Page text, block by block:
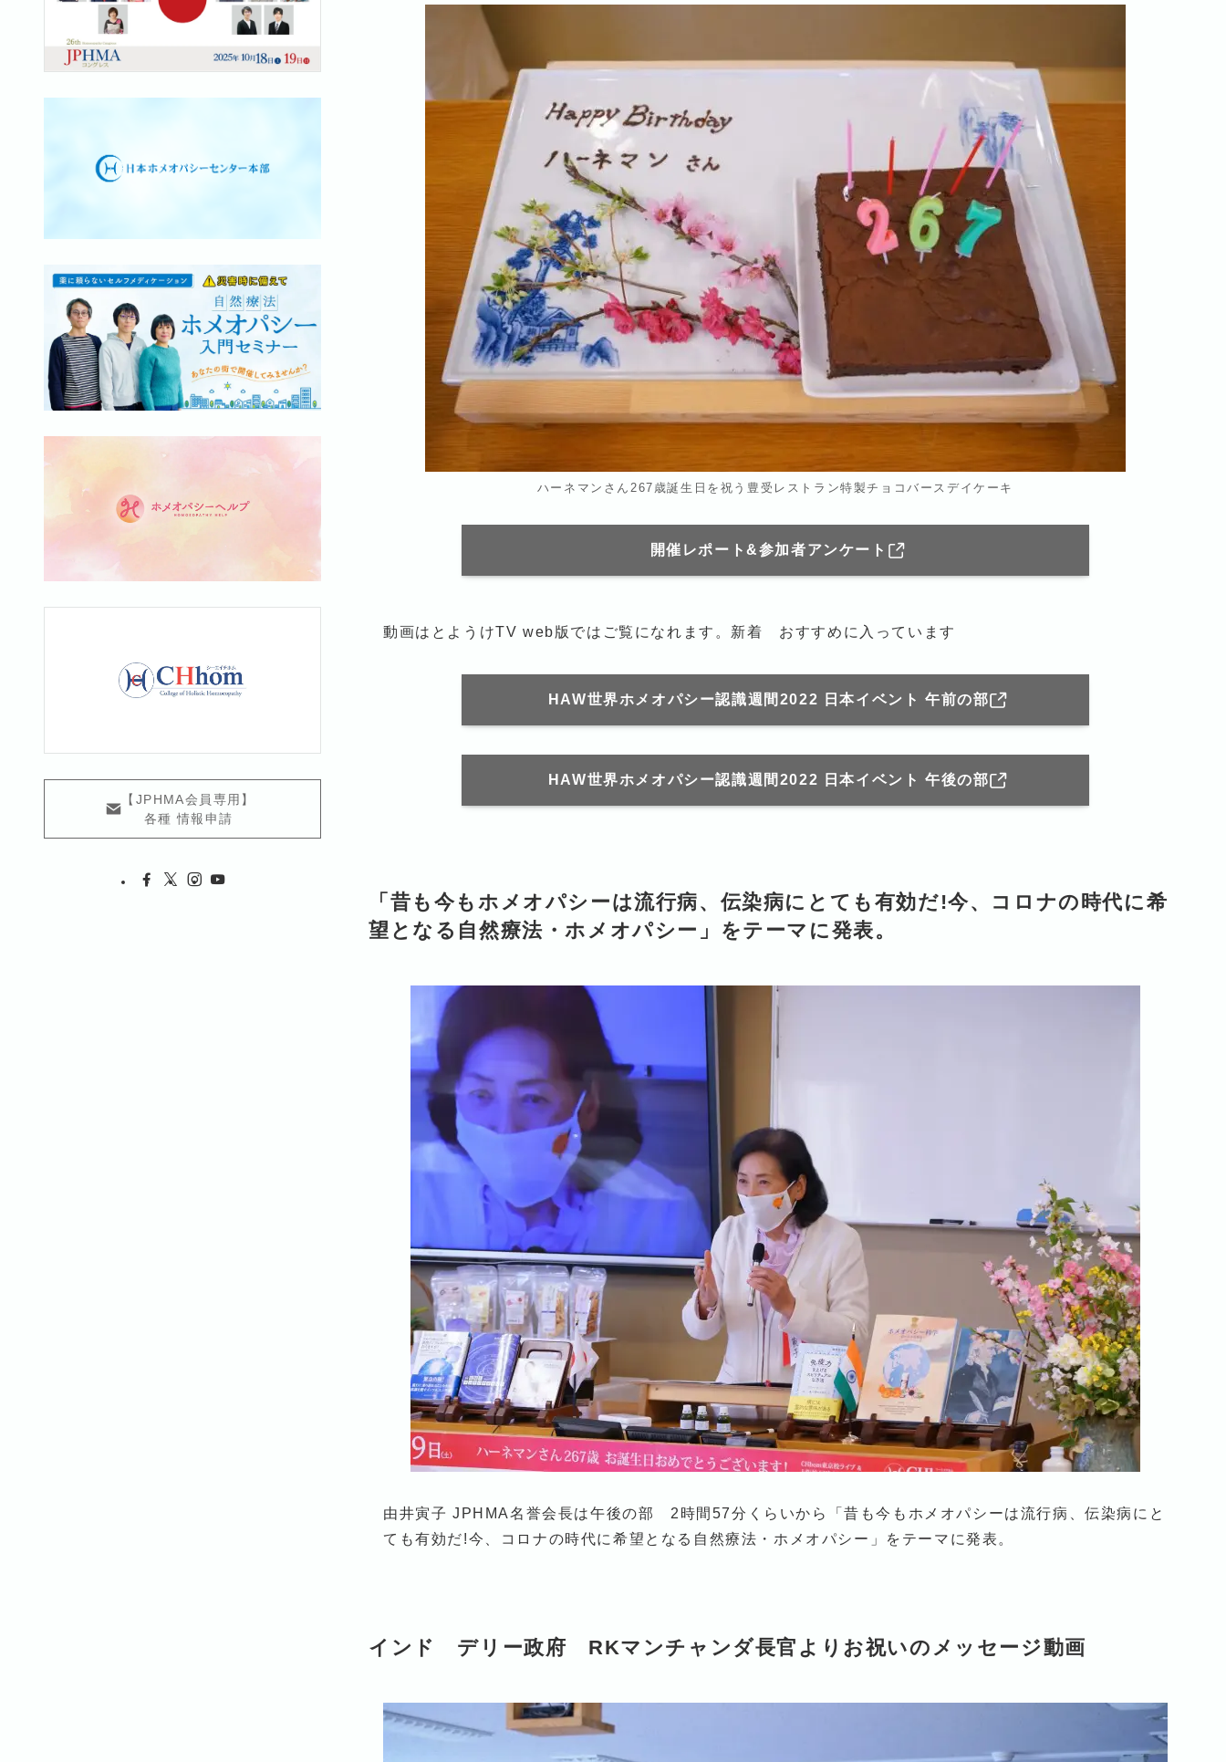
ハーネマンさん267歳誕生日を祝う豊受レストラン特製チョコバースデイケーキ
開催レポート&参加者アンケート
動画はとようけTV web版ではご覧になれます。新着 おすすめに入っています
HAW世界ホメオパシー認識週間2022 日本イベント 午前の部
HAW世界ホメオパシー認識週間2022 日本イベント 午後の部
「昔も今もホメオパシーは流行病、伝染病にとても有効だ!今、コロナの時代に希
望となる自然療法・ホメオパシー」をテーマに発表。
由井寅子 JPHMA名誉会長は午後の部 2時間57分くらいから「昔も今もホメオパシーは流行病、伝染病にと
ても有効だ!今、コロナの時代に希望となる自然療法・ホメオパシー」をテーマに発表。
インド デリー政府 RKマンチャンダ長官よりお祝いのメッセージ動画
【JPHMA会員専用】
各種 情報申請